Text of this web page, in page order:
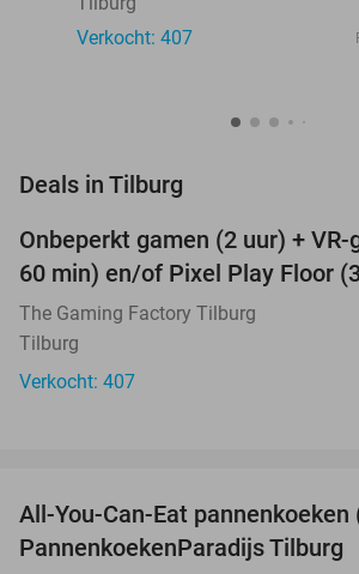
Verkocht: 407
Deals in Tilburg
Onbeperkt gamen (2 uur) +
60 min) en/of Pixel Play Floor
The Gaming Factory Tilburg
Tilburg
Verkocht: 407
All-You-Can-Eat pannenkoeken
PannenkoekenParadijs Tilburg